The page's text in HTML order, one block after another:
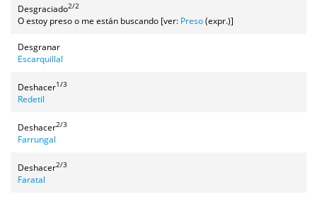
Desgraciado2/2
O estoy preso o me están buscando [ver: Preso(expr.)]
Desgranar
Escarquillal
Deshacer1/3
Redetil
Deshacer2/3
Farrungal
Deshacer2/3
Faratal